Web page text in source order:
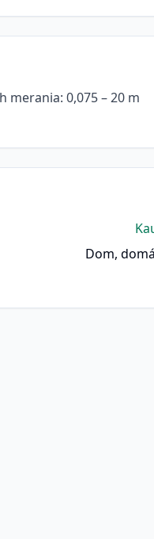
merania: 0,075 – 20 m
Dom,